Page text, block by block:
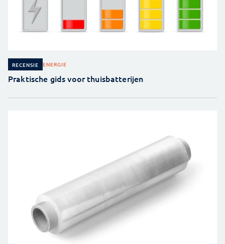
RECENSIE ENERGIE
Praktische gids voor thuisbatterijen